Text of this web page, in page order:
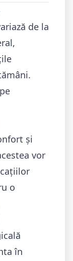
de la
și
vor
o
în